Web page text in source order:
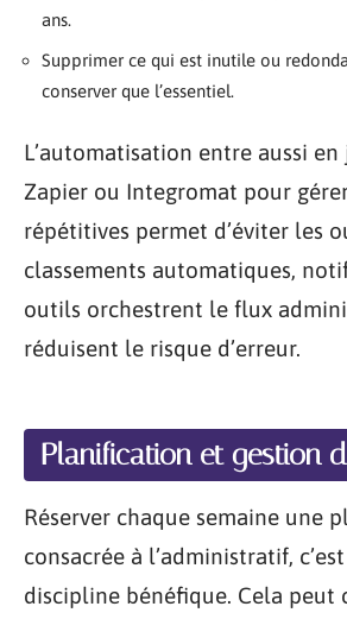
ans.
Supprimer ce qui est inutile ou
conserver que l’essentiel.
L’automatisation entre aussi
Zapier ou Integromat pour
répétitives permet d’éviter les
classements automatiques,
outils orchestrent le flux
réduisent le risque d’erreur.
Planification et gestion
Réserver chaque semaine une
consacrée à l’administratif,
discipline bénéfique. Cela peut